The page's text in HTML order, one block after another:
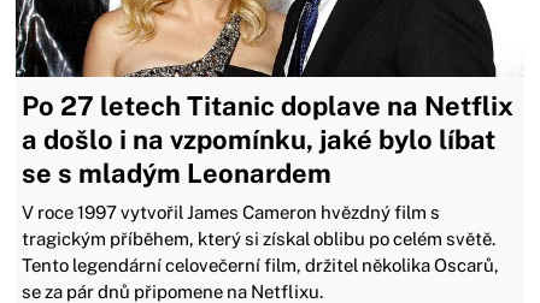
Po 27 letech Titanic doplave na Netflix
a došlo i na vzpomínku, jaké bylo líbat
se s mladým Leonardem
V roce 1997 vytvořil James Cameron hvězdný film s
tragickým příběhem, který si získal oblibu po celém světě.
Tento legendární celovečerní film, držitel několika Oscarů,
se za pár dnů připomene na Netflixu.